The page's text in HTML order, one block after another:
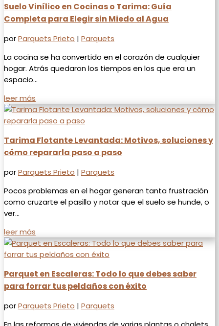
Suelo Vinílico en Cocinas o Tarima: Guía
Completa para Elegir sin Miedo al Agua
porParquets Prieto | Parquets
La cocina se ha convertido en el corazón de cualquier
hogar. Atrás quedaron los tiempos en los que era un
espacio...
leer más
Tarima Flotante Levantada: Motivos, soluciones y
cómo repararla paso a paso
porParquets Prieto | Parquets
Pocos problemas en el hogar generan tanta frustración
como cruzarte el pasillo y notar que el suelo se hunde, o
ver...
leer más
Parquet en Escaleras: Todo lo que debes saber
para forrar tus peldaños con éxito
porParquets Prieto | Parquets